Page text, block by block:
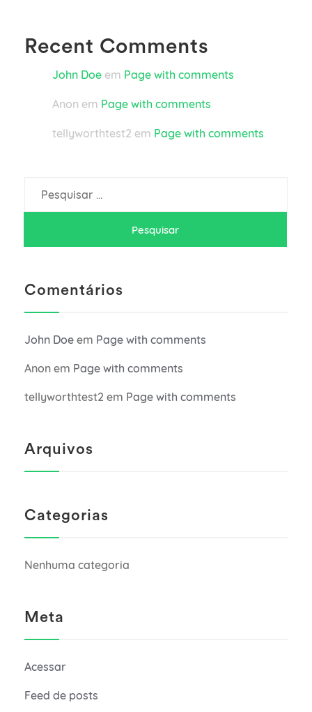
Recent Comments
John Doe em Page with comments
Anon em Page with comments
tellyworthtest2 em Page with comments
por:
Comentários
John Doe em Page with comments
Anon em Page with comments
tellyworthtest2 em Page with comments
Arquivos
Categorias
Nenhuma categoria
Meta
Acessar
Feed de posts